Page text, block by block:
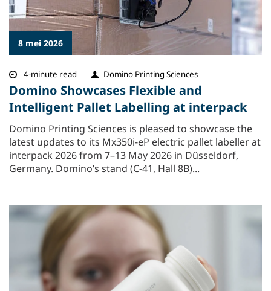
8 mei 2026
4-minute read Domino Printing Sciences
Domino Showcases Flexible and
Intelligent Pallet Labelling at interpack
Domino Printing Sciences is pleased to showcase the
latest updates to its Mx350i-eP electric pallet labeller at
interpack 2026 from 7–13 May 2026 in Düsseldorf,
Germany. Domino’s stand (C-41, Hall 8B)...